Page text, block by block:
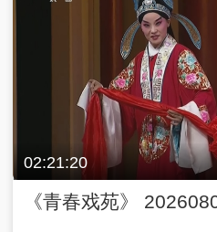
02:21:20
《青春戏苑》